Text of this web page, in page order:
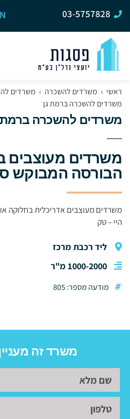
03-5757828
ראשי › משרדים להשכרה › משרדים
משרדים להשכרה ברמת גן
משרדים להשכרה ברמת
משרדים
הבורסה המבוקש
משרדים מעוצבים אדריכלית בחלוקה
היי – טק
ליד רכבת מרכז
1000-2000 מ"ר
# מודעה מספר: 805
משרד זה